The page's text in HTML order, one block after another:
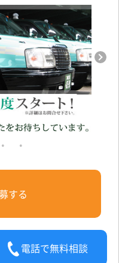
する
電話で無料相談